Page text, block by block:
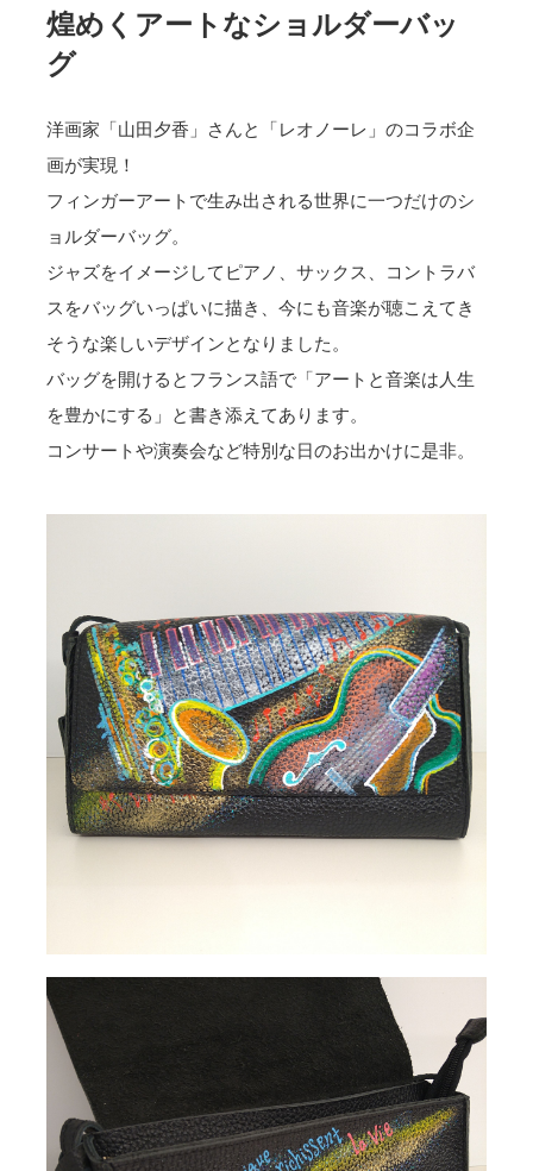
煌めくアートなショルダーバッ
グ
洋画家「山田夕香」さんと「レオノーレ」のコラボ企
画が実現！
フィンガーアートで生み出される世界に一つだけのシ
ョルダーバッグ。
ジャズをイメージしてピアノ、サックス、コントラバ
スをバッグいっぱいに描き、今にも音楽が聴こえてき
そうな楽しいデザインとなりました。
バッグを開けるとフランス語で「アートと音楽は人生
を豊かにする」と書き添えてあります。
コンサートや演奏会など特別な日のお出かけに是非。